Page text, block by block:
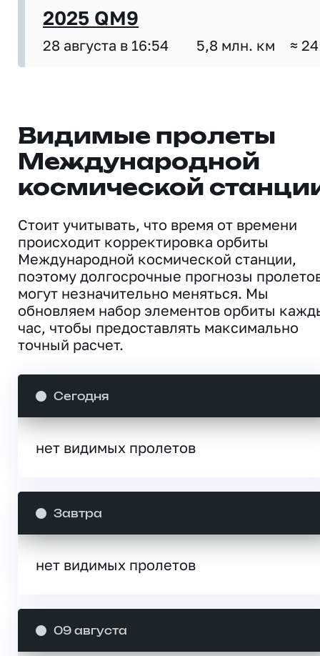
2025 QM9
28 августа в 16:54 5,8 млн. км ≈
Видимые пролеты
Международной
космической
Стоит учитывать, что время от времени
происходит корректировка орбиты
Международной космической станции,
поэтому долгосрочные прогнозы
могут незначительно меняться. Мы
обновляем набор элементов орбиты
час, чтобы предоставлять максимально
точный расчет.
Сегодня
нет видимых пролетов
Завтра
нет видимых пролетов
09 августа